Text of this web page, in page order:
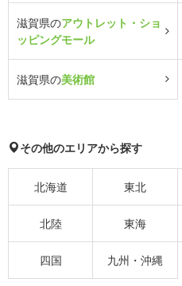
滋賀県のアウトレット・ショ
ッピングモール
滋賀県の美術館
その他のエリアから探す
北海道 東北
北陸 東海
四国 九州・沖縄